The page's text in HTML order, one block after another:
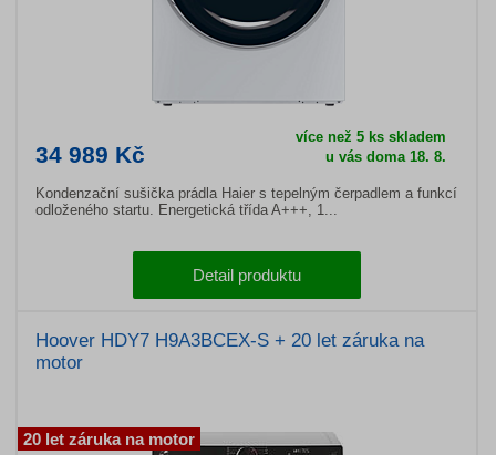
34 989 Kč
více než 5 ks skladem
u vás doma 18. 8.
Kondenzační sušička prádla Haier s tepelným čerpadlem a funkcí
odloženého startu. Energetická třída A+++, 1...
Detail produktu
Hoover HDY7 H9A3BCEX-S + 20 let záruka na
motor
20 let záruka na motor